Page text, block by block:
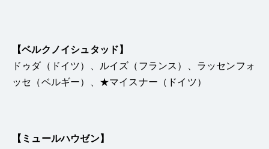
【ベルクノイシュタッド】
ドゥダ（ドイツ）、ルイズ（フランス）、ラッセンフォ
ッセ（ベルギー）、★マイスナー（ドイツ）
【ミュールハウゼン】